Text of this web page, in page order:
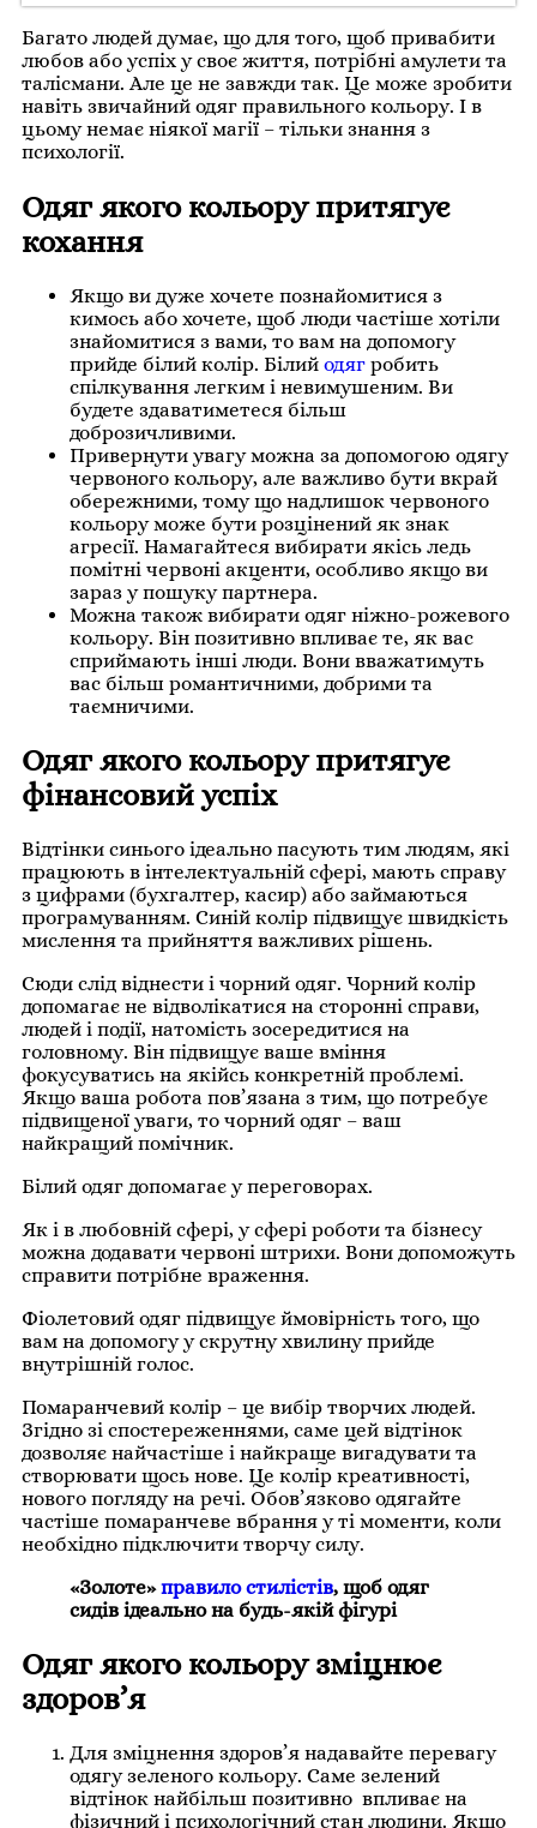
Багато людей думає, що для того, щоб привабити
любов або успіх у своє життя, потрібні амулети та
талісмани. Але це не завжди так. Це може зробити
навіть звичайний одяг правильного кольору. І в
цьому немає ніякої магії – тільки знання з
психології.
Одяг якого кольору притягує
кохання
Якщо ви дуже хочете познайомитися з
кимось або хочете, щоб люди частіше хотіли
знайомитися з вами, то вам на допомогу
прийде білий колір. Білий одяг робить
спілкування легким і невимушеним. Ви
будете здаватиметеся більш
доброзичливими.
Привернути увагу можна за допомогою одягу
червоного кольору, але важливо бути вкрай
обережними, тому що надлишок червоного
кольору може бути розцінений як знак
агресії. Намагайтеся вибирати якісь ледь
помітні червоні акценти, особливо якщо ви
зараз у пошуку партнера.
Можна також вибирати одяг ніжно-рожевого
кольору. Він позитивно впливає те, як вас
сприймають інші люди. Вони вважатимуть
вас більш романтичними, добрими та
таємничими.
Одяг якого кольору притягує
фінансовий успіх
Відтінки синього ідеально пасують тим людям, які
працюють в інтелектуальній сфері, мають справу
з цифрами (бухгалтер, касир) або займаються
програмуванням. Синій колір підвищує швидкість
мислення та прийняття важливих рішень.
Сюди слід віднести і чорний одяг. Чорний колір
допомагає не відволікатися на сторонні справи,
людей і події, натомість зосередитися на
головному. Він підвищує ваше вміння
фокусуватись на якійсь конкретній проблемі.
Якщо ваша робота пов’язана з тим, що потребує
підвищеної уваги, то чорний одяг – ваш
найкращий помічник.
Білий одяг допомагає у переговорах.
Як і в любовній сфері, у сфері роботи та бізнесу
можна додавати червоні штрихи. Вони допоможуть
справити потрібне враження.
Фіолетовий одяг підвищує ймовірність того, що
вам на допомогу у скрутну хвилину прийде
внутрішній голос.
Помаранчевий колір – це вибір творчих людей.
Згідно зі спостереженнями, саме цей відтінок
дозволяє найчастіше і найкраще вигадувати та
створювати щось нове. Це колір креативності,
нового погляду на речі. Обов’язково одягайте
частіше помаранчеве вбрання у ті моменти, коли
необхідно підключити творчу силу.
«Золоте»правило стилістів, щоб одяг
сидів ідеально на будь-якій фігурі
Одяг якого кольору зміцнює
здоров’я
Для зміцнення здоров’я надавайте перевагу
одягу зеленого кольору. Саме зелений
відтінок найбільш позитивно впливає на
фізичний і психологічний стан людини. Якщо